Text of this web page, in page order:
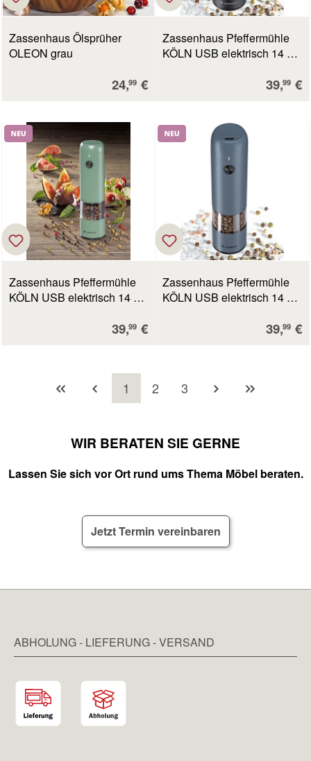
Zassenhaus Ölsprüher
OLEON grau
Verkaufspreis:
24,99 €
Zassenhaus Pfeffermühle
KÖLN USB elektrisch 14 cm
39,99 €
Zassenhaus Pfeffermühle
KÖLN USB elektrisch 14 cm
Verkaufspreis:
39,99 €
Zassenhaus Pfeffermühle
KÖLN USB elektrisch 14 cm
39,99 €
Seite
1 Seite
2 Seite
3
WIR BERATEN SIE GERNE
Lassen Sie sich vor Ort rund ums Thema Möbel beraten.
Jetzt Termin vereinbaren
ABHOLUNG - LIEFERUNG - VERSAND